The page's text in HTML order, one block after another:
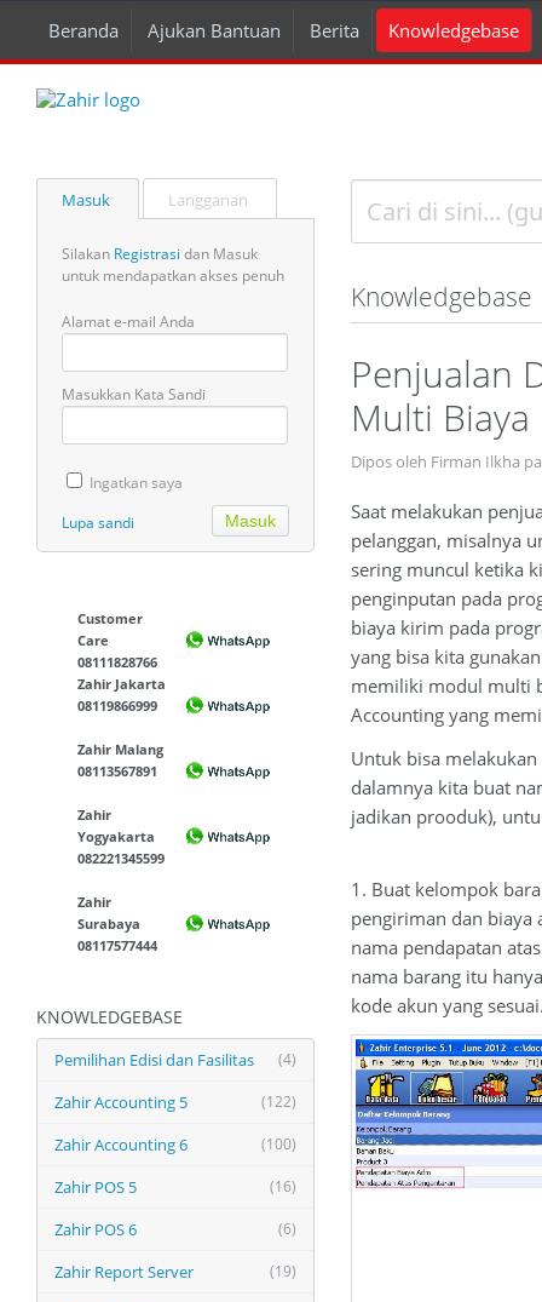
Beranda Ajukan Bantuan Berita Knowledgebase
Masuk Langganan
Silakan Registrasi dan Masuk
untuk mendapatkan akses penuh
Alamat e-mail Anda
Masukkan Kata Sandi
Ingatkan saya
Lupa sandi
Customer
Care
08111828766
Zahir Jakarta
08119866999
Zahir Malang
08113567891
Zahir
Yogyakarta
082221345599
Zahir
Surabaya
08117577444
KNOWLEDGEBASE
(4)
Pemilihan Edisi dan Fasilitas
(122)
Zahir Accounting 5
(100)
Zahir Accounting 6
(16)
Zahir POS 5
(6)
Zahir POS 6
(19)
Zahir Report Server
Knowledgebase
Penjualan
Multi Biaya
Dipos oleh Firman Ilkha
Saat melakukan
pelanggan, misalnya
sering muncul ketika
penginputan pada
biaya kirim pada
yang bisa kita
memiliki modul multi
Accounting yang
Untuk bisa
dalamnya kita buat
jadikan prooduk),
1. Buat kelompok
pengiriman dan
nama pendapatan
nama barang itu
kode akun yang